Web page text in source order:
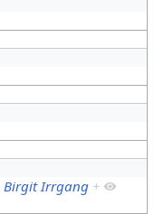
Birgit Irrgang +